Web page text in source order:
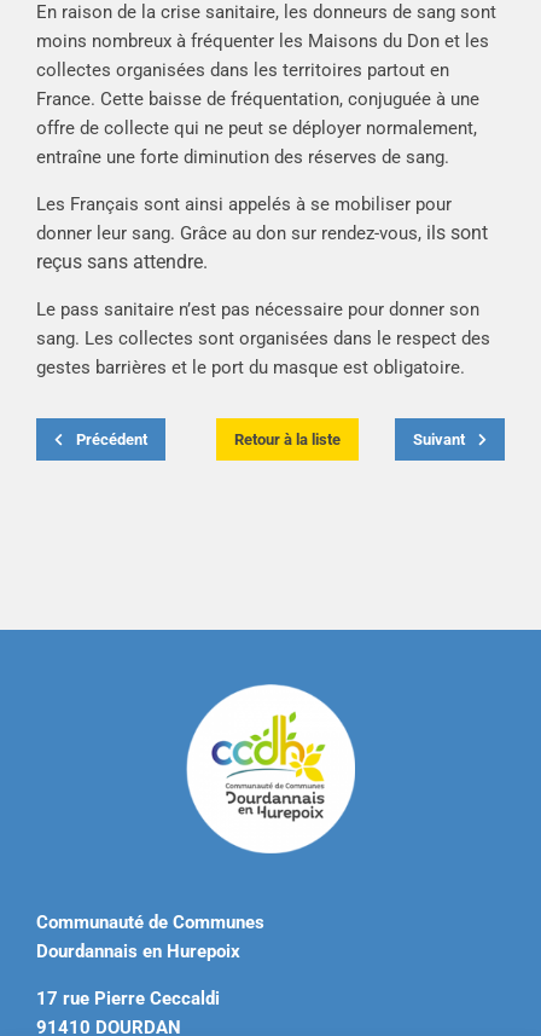
En raison de la crise sanitaire, les donneurs de sang sont
moins nombreux à fréquenter les Maisons du Don et les
collectes organisées dans les territoires partout en
France. Cette baisse de fréquentation, conjuguée à une
offre de collecte qui ne peut se déployer normalement,
entraîne une forte diminution des réserves de sang.
Les Français sont ainsi appelés à se mobiliser pour
donner leur sang. Grâce au don sur rendez-vous, ils sont
reçus sans attendre.
Le pass sanitaire n’est pas nécessaire pour donner son
sang. Les collectes sont organisées dans le respect des
gestes barrières et le port du masque est obligatoire.
Précédent Retour à la liste Suivant
Communauté de Communes
Dourdannais en Hurepoix
17 rue Pierre Ceccaldi
91410 DOURDAN